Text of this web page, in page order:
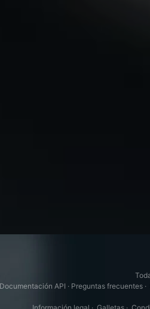
Documentación API · Preguntas frecuentes ·